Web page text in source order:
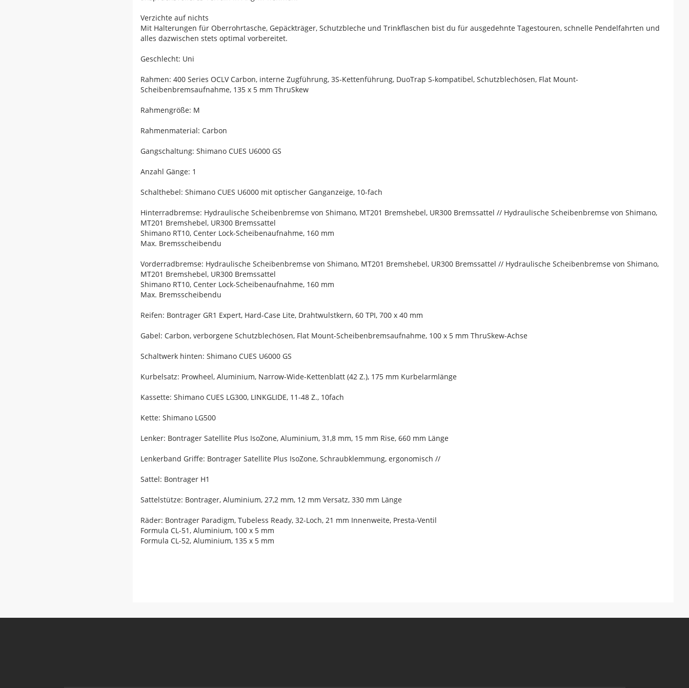
Verzichte auf nichts
Mit Halterungen für Oberrohrtasche, Gepäckträger, Schutzbleche und Trinkflaschen bist du für ausgedehnte Tagestouren, schnelle Pendelfahrten und
alles dazwischen stets optimal vorbereitet.
Geschlecht: Uni
Rahmen: 400 Series OCLV Carbon, interne Zugführung, 3S-Kettenführung, DuoTrap S-kompatibel, Schutzblechösen, Flat Mount-
Scheibenbremsaufnahme, 135 x 5 mm ThruSkew
Rahmengröße: M
Rahmenmaterial: Carbon
Gangschaltung: Shimano CUES U6000 GS
Anzahl Gänge: 1
Schalthebel: Shimano CUES U6000 mit optischer Ganganzeige, 10-fach
Hinterradbremse: Hydraulische Scheibenbremse von Shimano, MT201 Bremshebel, UR300 Bremssattel // Hydraulische Scheibenbremse von Shimano,
MT201 Bremshebel, UR300 Bremssattel
Shimano RT10, Center Lock-Scheibenaufnahme, 160 mm
Max. Bremsscheibendu
Vorderradbremse: Hydraulische Scheibenbremse von Shimano, MT201 Bremshebel, UR300 Bremssattel // Hydraulische Scheibenbremse von Shimano,
MT201 Bremshebel, UR300 Bremssattel
Shimano RT10, Center Lock-Scheibenaufnahme, 160 mm
Max. Bremsscheibendu
Reifen: Bontrager GR1 Expert, Hard-Case Lite, Drahtwulstkern, 60 TPI, 700 x 40 mm
Gabel: Carbon, verborgene Schutzblechösen, Flat Mount-Scheibenbremsaufnahme, 100 x 5 mm ThruSkew-Achse
Schaltwerk hinten: Shimano CUES U6000 GS
Kurbelsatz: Prowheel, Aluminium, Narrow-Wide-Kettenblatt (42 Z.), 175 mm Kurbelarmlänge
Kassette: Shimano CUES LG300, LINKGLIDE, 11-48 Z., 10fach
Kette: Shimano LG500
Lenker: Bontrager Satellite Plus IsoZone, Aluminium, 31,8 mm, 15 mm Rise, 660 mm Länge
Lenkerband Griffe: Bontrager Satellite Plus IsoZone, Schraubklemmung, ergonomisch //
Sattel: Bontrager H1
Sattelstütze: Bontrager, Aluminium, 27,2 mm, 12 mm Versatz, 330 mm Länge
Räder: Bontrager Paradigm, Tubeless Ready, 32-Loch, 21 mm Innenweite, Presta-Ventil
Formula CL-51, Aluminium, 100 x 5 mm
Formula CL-52, Aluminium, 135 x 5 mm